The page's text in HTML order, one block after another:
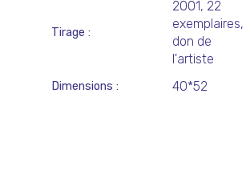
Tirage
2001, 22
exemplaires,
don de
l'artiste
Dimensions 40*52